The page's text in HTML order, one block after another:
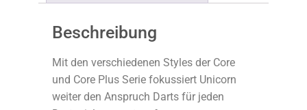
Beschreibung
Mit den verschiedenen Styles der Core
und Core Plus Serie fokussiert Unicorn
weiter den Anspruch Darts für jeden